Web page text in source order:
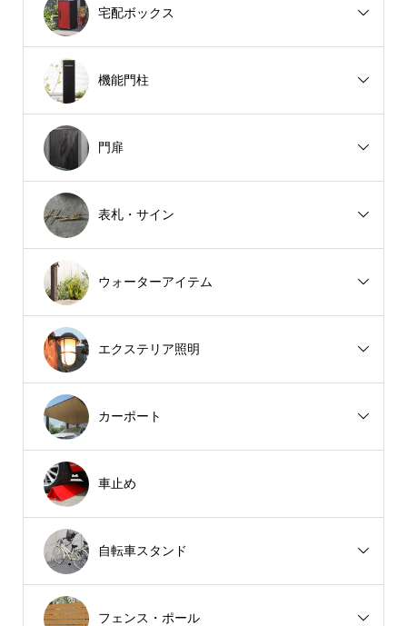
宅配ボックス
機能門柱
門扉
表札・サイン
ウォーターアイテム
エクステリア照明
カーポート
車止め
自転車スタンド
フェンス・ポール